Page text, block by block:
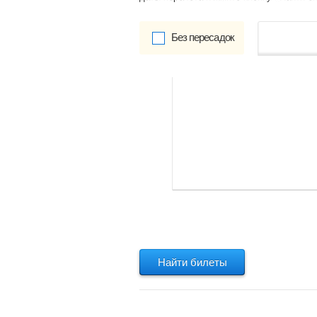
Без пересадок
Найти билеты